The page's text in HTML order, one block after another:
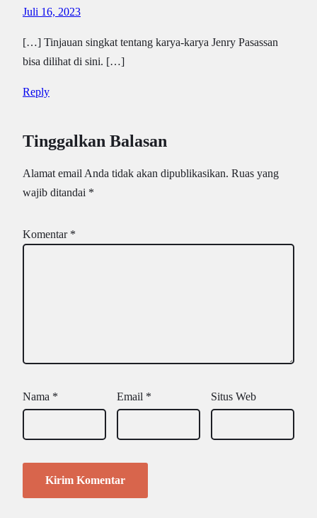
Juli 16, 2023
[…] Tinjauan singkat tentang karya-karya Jenry Pasassan
bisa dilihat di sini. […]
Reply
Tinggalkan Balasan
Alamat email Anda tidak akan dipublikasikan. Ruas yang
wajib ditandai *
Komentar *
Nama * Email * Situs Web